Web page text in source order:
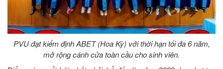
PVU đạt kiểm định ABET (Hoa Kỳ) với thời hạn tối đa 6 năm,
mở rộng cánh cửa toàn cầu cho sinh viên.